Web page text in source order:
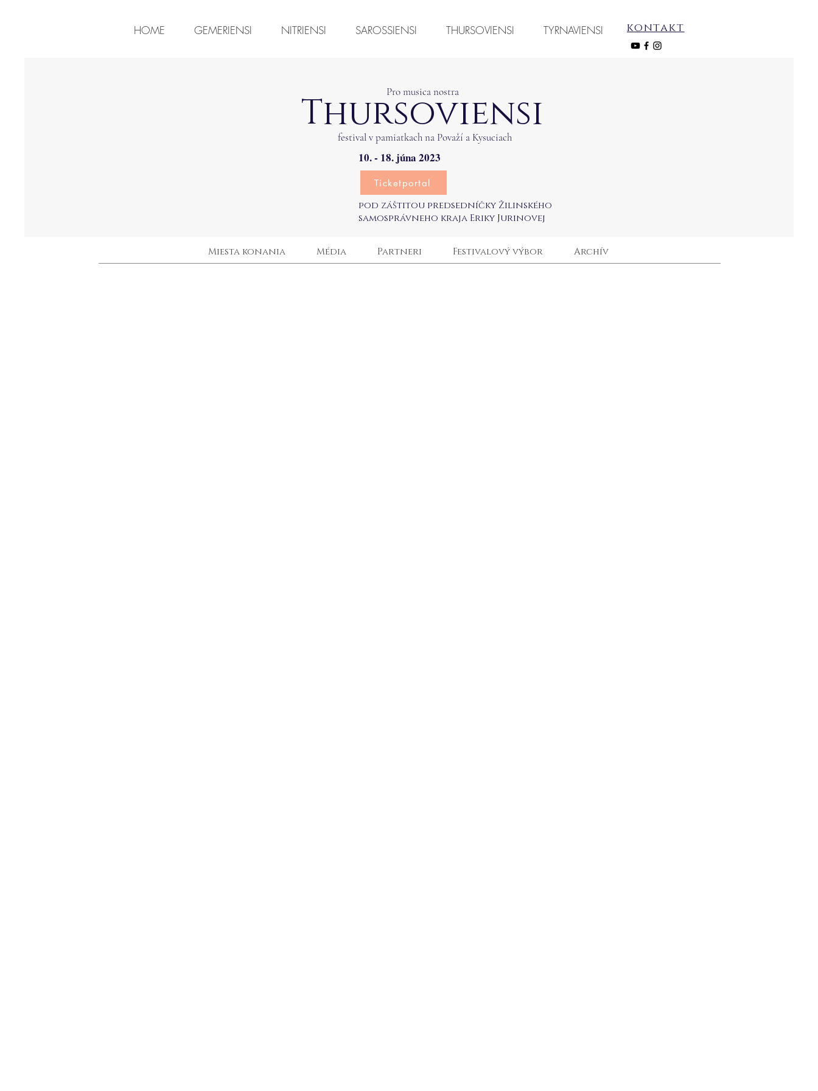
HOME GEMERIENSI NITRIENSI SAROSSIENSI THURSOVIENSI TYRNAVIENSI kontakt
Thursoviensi
festival v pamiatkach na Považí a Kysuciach
Pro musica nostra
10. - 18. júna 2023
Ticketportal
pod záštitou predsedníčky Žilinského
samosprávneho kraja Eriky Jurinovej
Miesta konania Média Partneri Festivalový výbor Archív